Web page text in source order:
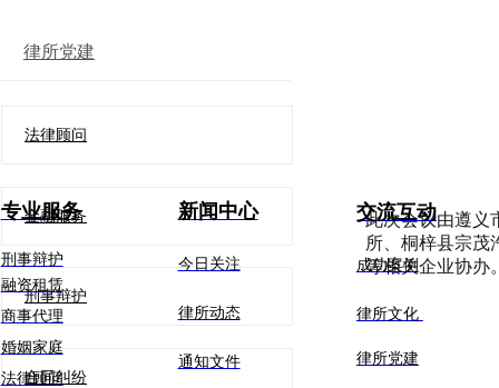
律所党建
法律顾问
金融服务
刑事辩护
合同纠纷
此次会议由遵义
所、桐梓县宗茂
等相关企业协办
专业服务
刑事辩护
融资租赁
商事代理
婚姻家庭
法律顾问
新闻中心
今日关注
律所动态
通知文件
交流互动
成功案例
律所文化
律所党建